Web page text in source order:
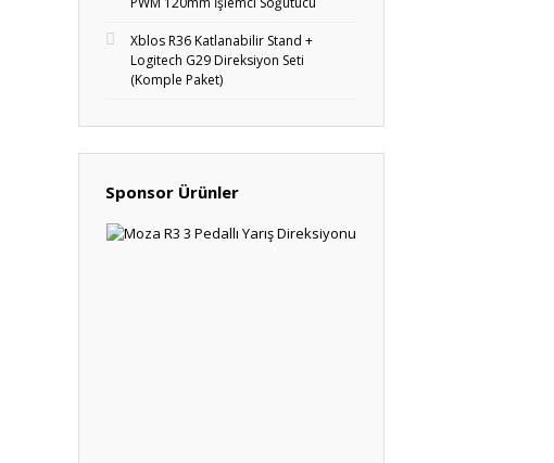
Xblos R36 Katlanabilir Stand +
Logitech G29 Direksiyon Seti
(Komple Paket)
Sponsor Ürünler